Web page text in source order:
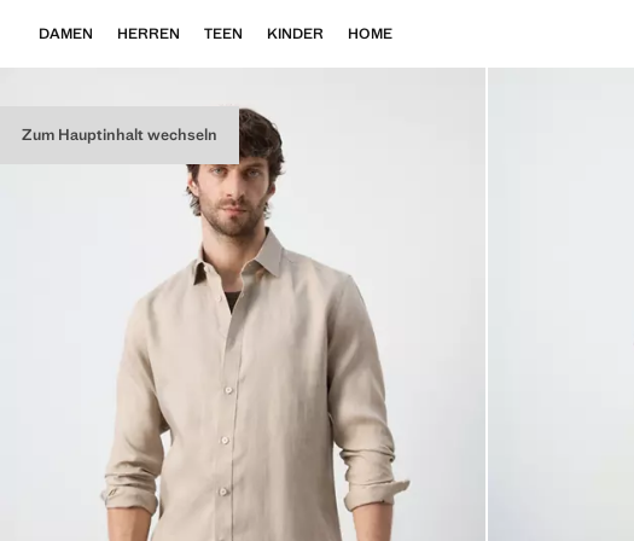
Zum Hauptinhalt wechseln
DAMEN HERREN TEEN KINDER HOME